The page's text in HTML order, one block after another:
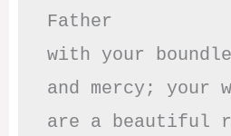
Father
with your
and mercy; your
are a beautiful